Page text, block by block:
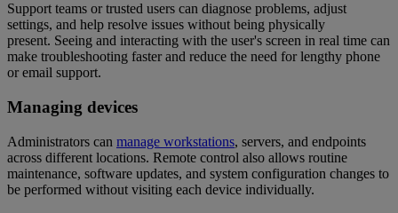
Support teams or trusted users can diagnose problems, adjust
settings, and help resolve issues without being physically
present. Seeing and interacting with the user's screen in real time can
make troubleshooting faster and reduce the need for lengthy phone
or email support.
Managing devices
Administrators can manage workstations, servers, and endpoints
across different locations. Remote control also allows routine
maintenance, software updates, and system configuration changes to
be performed without visiting each device individually.